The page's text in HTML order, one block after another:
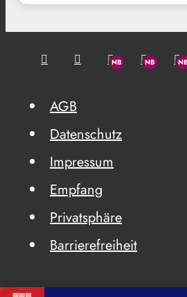
AGB
Datenschutz
Impressum
Empfang
Privatsphäre
Barrierefreiheit